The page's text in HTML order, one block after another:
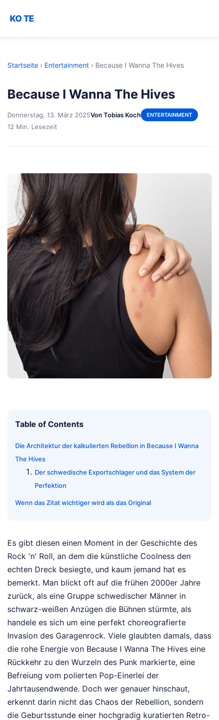
KO TE
Startseite › Entertainment › Because I Wanna The Hives
Because I Wanna The Hives
Donnerstag, 13. März 2025Von Tobias Koch ENTERTAINMENT
12 Min. Lesezeit
Table of Contents
Die Architektur der kalkulierten Rebellion in Because I Wanna
The Hives
Der schwedische Exportschlager und das System der
Perfektion
Wenn das Zitat wichtiger wird als das Original
Es gibt diesen einen Moment in der Geschichte des
Rock 'n' Roll, an dem die künstliche Coolness den
echten Dreck besiegte, und kaum jemand hat es
bemerkt. Man blickt oft auf die frühen 2000er Jahre
zurück, als eine Gruppe schwedischer Männer in
schwarz-weißen Anzügen die Bühnen stürmte, als
handele es sich um eine perfekt choreografierte
Invasion des Garagenrock. Viele glaubten damals, dass
die rohe Energie von Because I Wanna The Hives eine
Rückkehr zu den Wurzeln des Punk markierte, eine
Befreiung vom polierten Pop-Einerlei der
Jahrtausendwende. Doch wer genauer hinschaut,
erkennt darin nicht das Chaos der Rebellion, sondern
die Geburtsstunde einer hochgradig kuratierten Retro-